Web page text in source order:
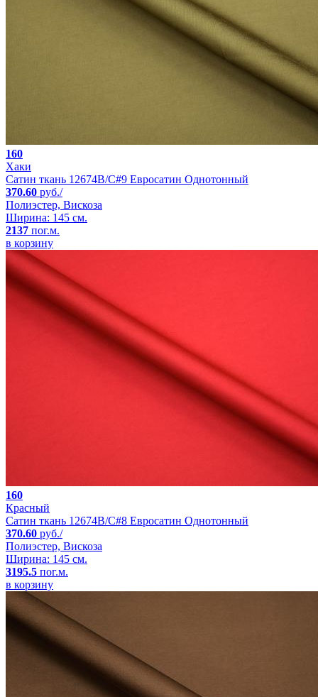
160
Хаки
Сатин ткань 12674B/C#9 Евросатин Однотонный
370.60 руб./
Полиэстер, Вискоза
Ширина: 145 см.
2137 пог.м.
в корзину
160
Красный
Сатин ткань 12674B/C#8 Евросатин Однотонный
370.60 руб./
Полиэстер, Вискоза
Ширина: 145 см.
3195.5 пог.м.
в корзину